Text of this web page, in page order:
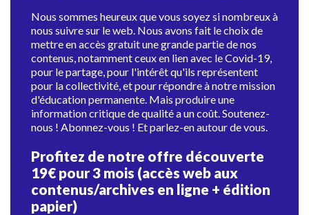
Nous sommes heureux que vous soyez si nombreux à
nous suivre sur le web. Nous avons fait le choix de
mettre en accès gratuit une grande partie de nos
contenus, notamment ceux en lien avec le Covid-19,
pour le partage, pour l'intérêt qu'ils représentent
pour la collectivité, et pour répondre à notre mission
d'éducation permanente. Mais produire une
information critique de qualité a un coût. Soutenez-
nous ! Abonnez-vous ! Et parlez-en autour de vous.
Profitez de notre offre découverte
19€ pour 3 mois (accès web aux
contenus/archives en ligne + édition
papier)